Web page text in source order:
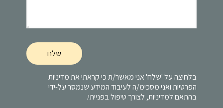
בלחיצה על 'שלח' אני מאשר/ת כי קראתי אתמדיניות
הפרטיותואני מסכימ/ה לעיבוד המידע שנמסר על-ידי
בהתאם למדיניות, לצורך טיפול בפנייתי.